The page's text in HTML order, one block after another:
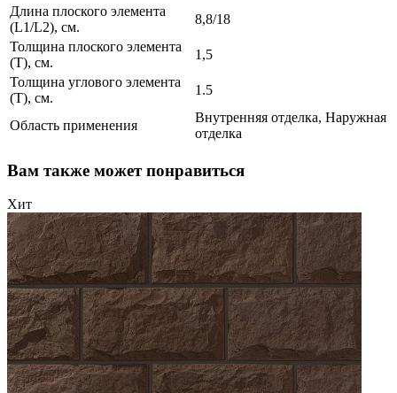
Длина плоского элемента
(L1/L2), см.
8,8/18
Толщина плоского элемента
(T), см.
1,5
Толщина углового элемента
(T), см.
1.5
Область применения
Внутренняя отделка, Наружная
отделка
Вам также может понравиться
Хит